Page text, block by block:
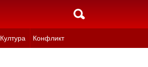
Култура Конфликт